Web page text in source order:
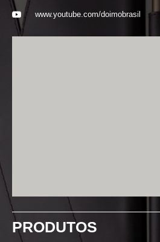
www.youtube.com/doimobrasil
PRODUTOS